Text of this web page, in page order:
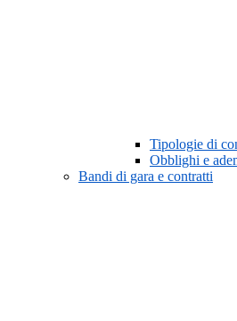
Tipologie di
Obblighi e
Bandi di gara e contratti